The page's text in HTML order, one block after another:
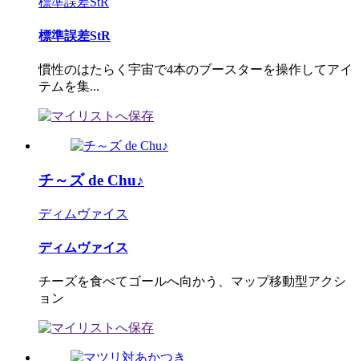
標準誤差StR
慣性のはたらく宇宙で4本のブースターを操作してアイ
テムを集...
チ～ズ de Chu♪
ディムヴァイス
ディムヴァイス
チーズを食べてゴールへ向かう、マップ移動型アクシ
ョン